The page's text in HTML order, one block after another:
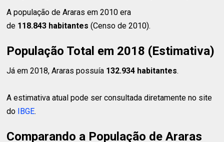
A população de Araras em 2010 era
de 118.843 habitantes(Censo de 2010).
População Total em 2018 (Estimativa)
Já em 2018, Araras possuía 132.934 habitantes.
A estimativa atual pode ser consultada diretamente no site
do IBGE.
Comparando a População de Araras